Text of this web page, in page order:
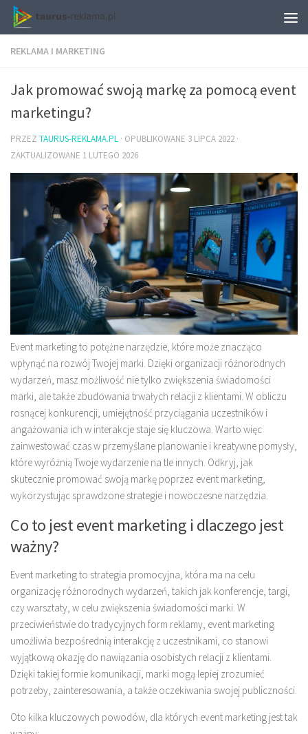
REKLAMA I MARKETING
Jak promować swoją markę za pomocą event
marketingu?
PRZEZ TAURUS-REKLAMA.PL · OPUBLIKOWANE 3 LIPCA 2022 ·
ZAKTUALIZOWANE 1 LUTEGO 2026
Event marketing to potężne narzędzie, które może znacząco
wpłynąć na rozwój Twojej marki. Dzięki organizacji różnorodnych
wydarzeń, masz możliwość nie tylko zwiększenia świadomości
marki, ale także zbudowania trwałych relacji z klientami. W obliczu
rosnącej konkurencji, umiejętność przyciągania uczestników i
angażowania ich w interakcje staje się kluczowa. Warto więc
zainwestować czas w przemyślane planowanie i kreatywne pomysły,
które wyróżnią Twoje wydarzenie na tle innych. Odkryj, jak
skutecznie promować swoją markę poprzez event marketing,
wykorzystując sprawdzone strategie i nowoczesne narzędzia.
Co to jest event marketing i dlaczego jest
ważny?
Event marketing to strategia promocyjna, która ma na celu
organizację różnorodnych wydarzeń, takich jak konferencje, targi,
czy warsztaty, w celu zwiększenia świadomości marki. W
przeciwieństwie do tradycyjnych form reklamy, event marketing
umożliwia bezpośrednią interakcję z uczestnikami, co stanowi
wyjątkową okazję do nawiązania osobistych relacji z klientami.
Dzięki takiej formie komunikacji, marki mogą lepiej zrozumieć
potrzeby, zainteresowania, a także oczekiwania swojej publiczności.
Oto kilka kluczowych powodów, dla których event marketing jest tak